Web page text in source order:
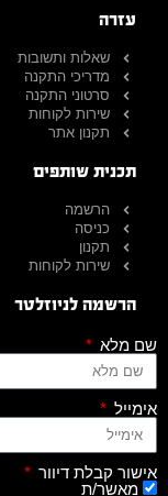
עזרה
שאלות ותשובות
מדריכי התקנה
סרטוני התקנה
שירות לקוחות
תקנון אתר
תכנית שותפים
הרשמה
כניסה
תקנון
שירות לקוחות
הרשמה לניוזלטר
שם מלא
אימייל
אישור קבלת דיוור
מאשר/ת